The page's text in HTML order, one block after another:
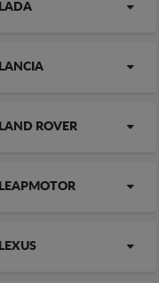
LADA
LANCIA
LAND ROVER
LEAPMOTOR
LEXUS